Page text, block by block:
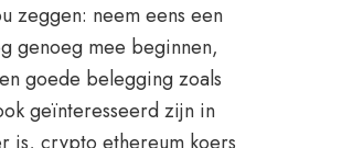
zeggen: neem eens een
genoeg mee beginnen,
goede belegging zoals
geïnteresseerd zijn in